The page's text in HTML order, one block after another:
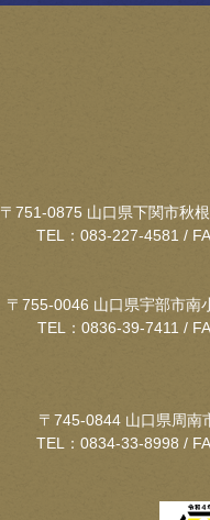
〒751-0875 山口県下関市秋
TEL：083-227-4581 /
〒755-0046 山口県宇部市南
TEL：0836-39-7411 /
〒745-0844 山口県周南
TEL：0834-33-8998 /